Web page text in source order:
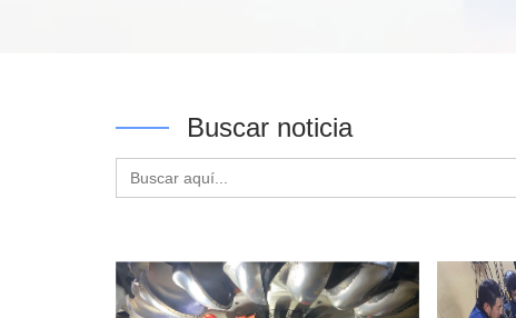
Buscar noticia
Buscar: